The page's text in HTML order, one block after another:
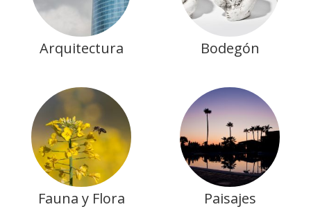
Arquitectura Bodegón
Fauna y Flora Paisajes